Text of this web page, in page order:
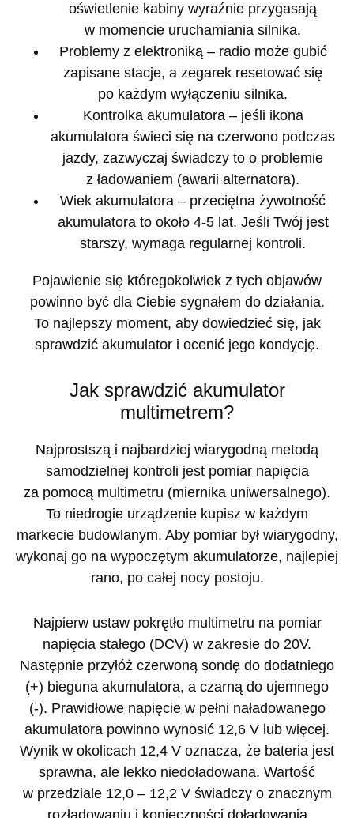
oświetlenie kabiny wyraźnie przygasają
w momencie uruchamiania silnika.
Problemy z elektroniką– radio może gubić
zapisane stacje, a zegarek resetować się
po każdym wyłączeniu silnika.
Kontrolka akumulatora– jeśli ikona
akumulatora świeci się na czerwono podczas
jazdy, zazwyczaj świadczy to o problemie
z ładowaniem (awarii alternatora).
Wiek akumulatora – przeciętna żywotność
akumulatora to około 4-5 lat. Jeśli Twój jest
starszy, wymaga regularnej kontroli.
Pojawienie się któregokolwiek z tych objawów
powinno być dla Ciebie sygnałem do działania.
To najlepszy moment, aby dowiedzieć się, jak
sprawdzić akumulator i ocenić jego kondycję.
Jak sprawdzić akumulator
multimetrem?
Najprostszą i najbardziej wiarygodną metodą
samodzielnej kontroli jest pomiar napięcia
za pomocą multimetru (miernika uniwersalnego).
To niedrogie urządzenie kupisz w każdym
markecie budowlanym. Aby pomiar był wiarygodny,
wykonaj go na wypoczętym akumulatorze, najlepiej
rano, po całej nocy postoju.
Najpierw ustaw pokrętło multimetru na pomiar
napięcia stałego (DCV) w zakresie do 20V.
Następnie przyłóż czerwoną sondę do dodatniego
(+) bieguna akumulatora, a czarną do ujemnego
(-). Prawidłowe napięcie w pełni naładowanego
akumulatora powinno wynosić 12,6 V lub więcej.
Wynik w okolicach 12,4 V oznacza, że bateria jest
sprawna, ale lekko niedoładowana. Wartość
w przedziale 12,0 – 12,2 V świadczy o znacznym